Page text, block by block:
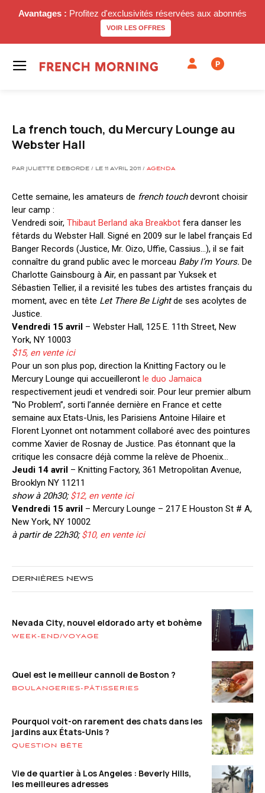
Avantages : Profitez d'exclusivités réservées aux abonnés
VOIR LES OFFRES
P
La french touch, du Mercury Lounge au
Webster Hall
PAR JULIETTE DEBORDE / LE 11 AVRIL 2011 / AGENDA
Cette semaine, les amateurs de french touchdevront choisir
leur camp :
Vendredi soir, Thibaut Berland aka Breakbot fera danser les
fêtards du Webster Hall. Signé en 2009 sur le label français Ed
Banger Records (Justice, Mr. Oizo, Uffie, Cassius…), il se fait
connaître du grand public avec le morceau Baby I’m Yours. De
Charlotte Gainsbourg à Air, en passant par Yuksek et
Sébastien Tellier, il a revisité les tubes des artistes français du
moment, avec en tête Let There Be Lightde ses acolytes de
Justice.
Vendredi 15 avril – Webster Hall, 125 E. 11th Street, New
York, NY 10003
$15, en vente ici
Pour un son plus pop, direction la Knitting Factory ou le
Mercury Lounge qui accueilleront le duo Jamaica
respectivement jeudi et vendredi soir. Pour leur premier album
“No Problem”, sorti l’année dernière en France et cette
semaine aux Etats-Unis, les Parisiens Antoine Hilaire et
Florent Lyonnet ont notamment collaboré avec des pointures
comme Xavier de Rosnay de Justice. Pas étonnant que la
critique les consacre déjà comme la relève de Phoenix…
Jeudi 14 avril – Knitting Factory, 361 Metropolitan Avenue,
Brooklyn NY 11211
show à 20h30;$12, en vente ici
Vendredi 15 avril – Mercury Lounge – 217 E Houston St # A,
New York, NY 10002
à partir de 22h30;$10, en vente ici
DERNIÈRES NEWS
Nevada City, nouvel eldorado arty et bohème
WEEK-END/VOYAGE
Quel est le meilleur cannoli de Boston ?
BOULANGERIES-PÂTISSERIES
Pourquoi voit-on rarement des chats dans les
jardins aux États-Unis ?
QUESTION BÊTE
Vie de quartier à Los Angeles : Beverly Hills,
les meilleures adresses